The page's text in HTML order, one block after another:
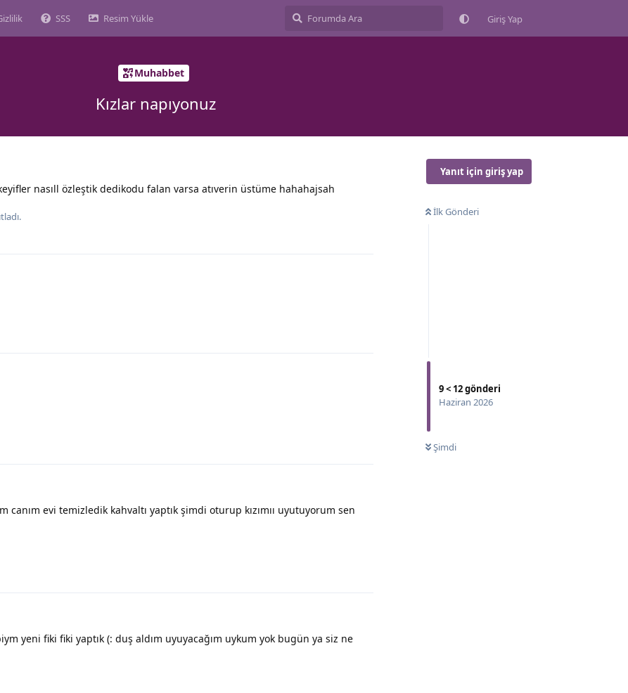
SSS Resim Yükle Giriş Yap
Muhabbet
Kızlar napıyonuz
Yanıt için giriş yap
İlk Gönderi
9< 12gönderi
Haziran 2026
Şimdi
keyifler nasıll özleştik dedikodu falan varsa atıverin üstüme hahahajsah
canım evi temizledik kahvaltı yaptık şimdi oturup kızımıı uyutuyorum sen
yeni fiki fiki yaptık (: duş aldım uyuyacağım uykum yok bugün ya siz ne